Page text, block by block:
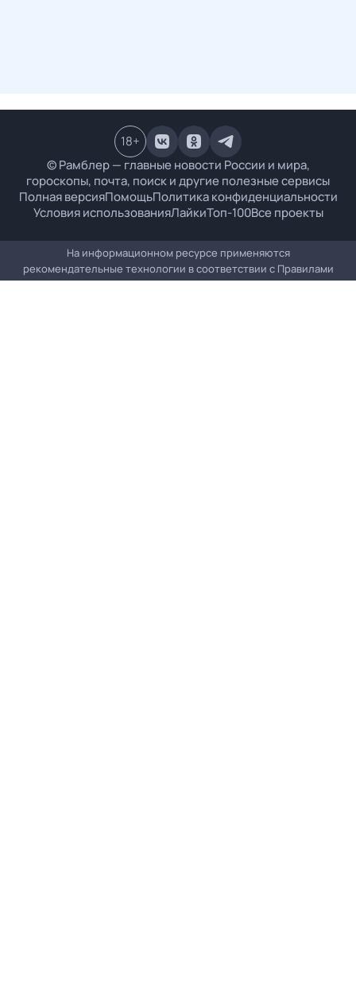
© Рамблер — главные новости России и мира,
гороскопы, почта, поиск и другие полезные сервисы
Полная версияПомощьПолитика конфиденциальности
Условия использованияЛайкиТоп-100Все проекты
18+
На информационном ресурсе применяются
рекомендательные технологии в соответствии с Правилами